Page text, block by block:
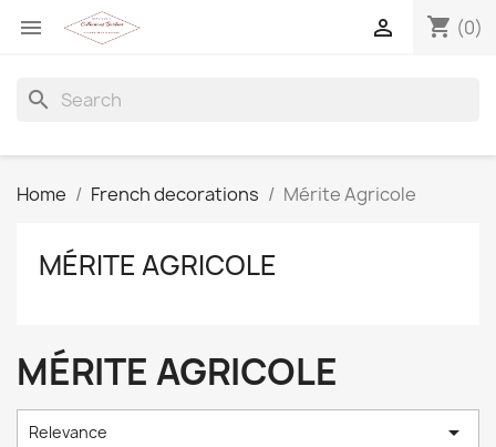
 shopping_cart (0)

search
Home French decorations Mérite Agricole
MÉRITE AGRICOLE
MÉRITE AGRICOLE
Relevance 